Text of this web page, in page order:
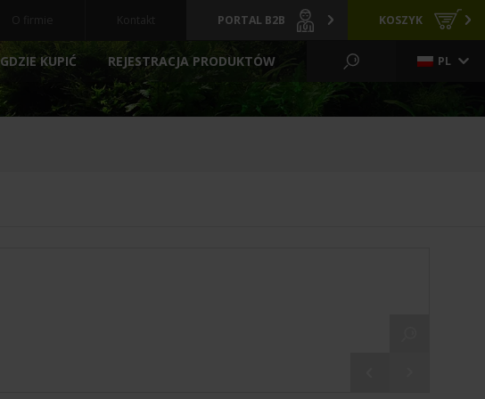
O firmie Kontakt PORTAL B2B KOSZYK
OCZKO WODNE I OGRÓD
NOWOŚCI GRZAŁKI ARCHIWALNE
GDZIE KUPIĆ REJESTRACJA PRODUKTÓW PL